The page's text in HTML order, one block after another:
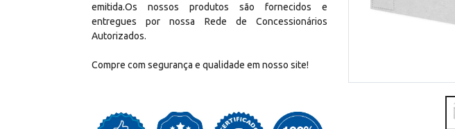
emitida.Os nossos produtos são fornecidos e
entregues por nossa Rede de Concessionários
Autorizados.
Compre com segurança e qualidade em nosso site!